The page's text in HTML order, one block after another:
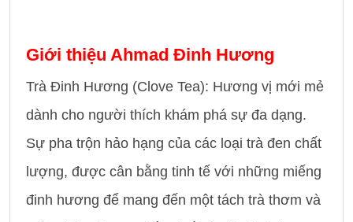
Giới thiệu Ahmad Đinh Hương
Trà Đinh Hương (Clove Tea): Hương vị mới mẻ
dành cho người thích khám phá sự đa dạng.
Sự pha trộn hảo hạng của các loại trà đen chất
lượng, được cân bằng tinh tế với những miếng
đinh hương để mang đến một tách trà thơm và